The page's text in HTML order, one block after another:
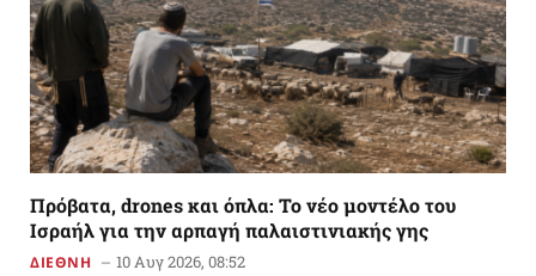
Πρόβατα, drones και όπλα: Το νέο μοντέλο του
Ισραήλ για την αρπαγή παλαιστινιακής γης
ΔΙΕΘΝΗ 10 Αυγ 2026, 08:52